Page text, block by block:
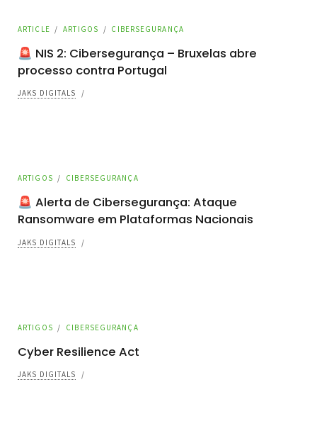
ARTICLE / ARTIGOS / CIBERSEGURANÇA
🚨 NIS 2: Cibersegurança – Bruxelas abre
processo contra Portugal
JAKS DIGITALS /
ARTIGOS / CIBERSEGURANÇA
🚨 Alerta de Cibersegurança: Ataque
Ransomware em Plataformas Nacionais
JAKS DIGITALS /
ARTIGOS / CIBERSEGURANÇA
Cyber Resilience Act
JAKS DIGITALS /